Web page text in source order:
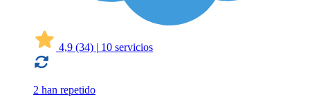
4,9 (34) | 10 servicios
2 han repetido